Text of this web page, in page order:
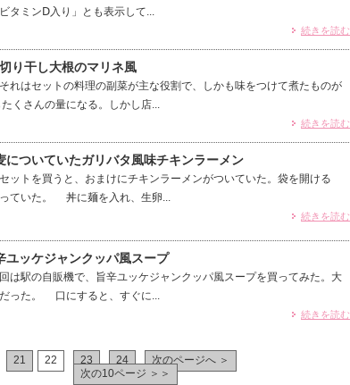
タミンⅮ入り」とも表示して...
続きを読む
り干し大根のマリネ風
れはセットの料理の副菜が主な役割で、しかも味をつけて煮たものが
くさんの量になる。しかし店...
続きを読む
ついていたガリバタ風味チキンラーメン
ットを買うと、おまけにチキンラーメンがついていた。袋を開ける
ていた。 丼に麺を入れ、生卵...
続きを読む
ッケジャンクッパ風スープ
は駅の自販機で、旨辛ユッケジャンクッパ風スープを買ってみた。大
った。 口にすると、すぐに...
続きを読む
21 22 23 24
次のページへ ＞
次の10ページ ＞＞